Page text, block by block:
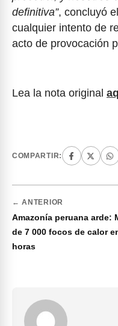
definitiva”, concluyó
cualquier intento de
acto de provocación
Lea la nota original
COMPARTIR:
← ANTERIOR
Amazonía peruana arde:
de 7 000 focos de calor
horas